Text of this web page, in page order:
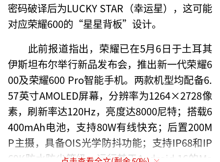
密码破译后为LUCKY STAR（幸运星），这可能
对应荣耀600的“星星背板”设计。
此前报道指出，荣耀已在5月6日于土耳其
伊斯坦布尔举行新品发布会，推出新一代荣耀6
00及荣耀600 Pro智能手机。两款机型均配备6.
57英寸AMOLED屏幕，分辨率为1264×2728像
素，刷新率达120Hz，亮度达8000尼特；搭载6
400mAh电池，支持80W有线快充；后置200M
P主摄，具备OIS光学防抖功能；支持IP68和IP
69K防水防尘等级；运行基于Android 16的Ma